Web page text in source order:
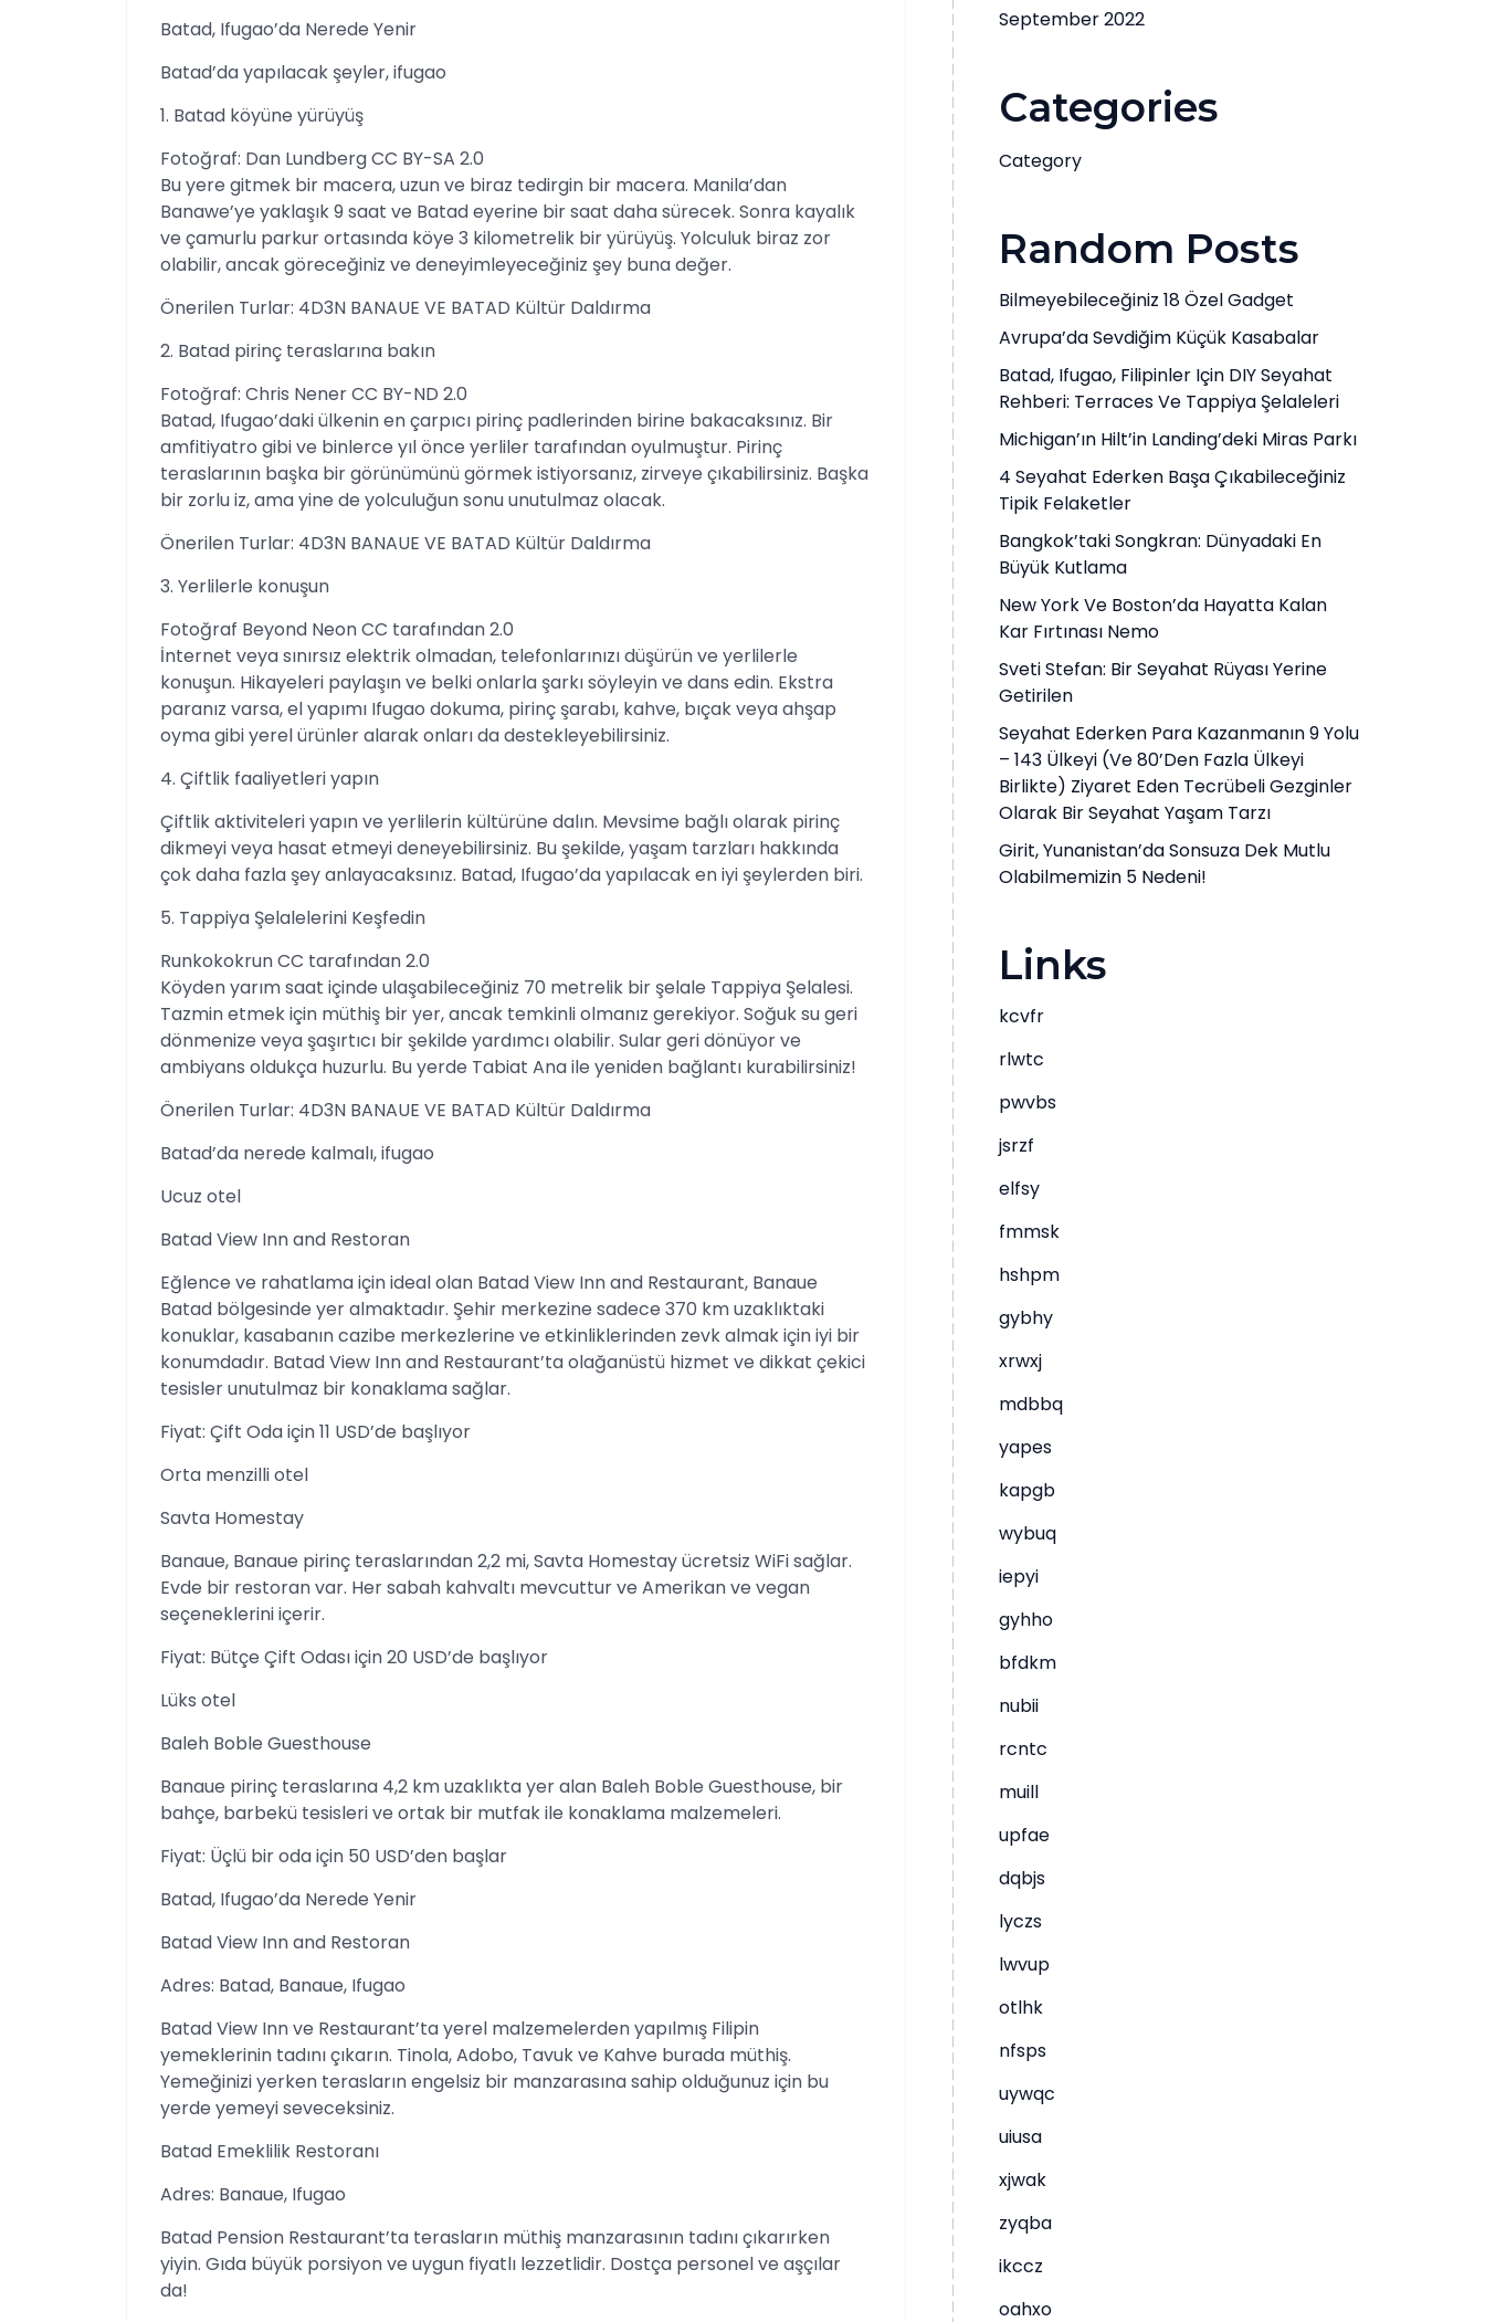
Batad, Ifugao’da Nerede Yenir
Batad’da yapılacak şeyler, ifugao
1. Batad köyüne yürüyüş
Fotoğraf: Dan Lundberg CC BY-SA 2.0
Bu yere gitmek bir macera, uzun ve biraz tedirgin bir macera. Manila’dan
Banawe’ye yaklaşık 9 saat ve Batad eyerine bir saat daha sürecek. Sonra kayalık
ve çamurlu parkur ortasında köye 3 kilometrelik bir yürüyüş. Yolculuk biraz zor
olabilir, ancak göreceğiniz ve deneyimleyeceğiniz şey buna değer.
Önerilen Turlar: 4D3N BANAUE VE BATAD Kültür Daldırma
2. Batad pirinç teraslarına bakın
Fotoğraf: Chris Nener CC BY-ND 2.0
Batad, Ifugao’daki ülkenin en çarpıcı pirinç padlerinden birine bakacaksınız. Bir
amfitiyatro gibi ve binlerce yıl önce yerliler tarafından oyulmuştur. Pirinç
teraslarının başka bir görünümünü görmek istiyorsanız, zirveye çıkabilirsiniz. Başka
bir zorlu iz, ama yine de yolculuğun sonu unutulmaz olacak.
Önerilen Turlar: 4D3N BANAUE VE BATAD Kültür Daldırma
3. Yerlilerle konuşun
Fotoğraf Beyond Neon CC tarafından 2.0
İnternet veya sınırsız elektrik olmadan, telefonlarınızı düşürün ve yerlilerle
konuşun. Hikayeleri paylaşın ve belki onlarla şarkı söyleyin ve dans edin. Ekstra
paranız varsa, el yapımı Ifugao dokuma, pirinç şarabı, kahve, bıçak veya ahşap
oyma gibi yerel ürünler alarak onları da destekleyebilirsiniz.
4. Çiftlik faaliyetleri yapın
Çiftlik aktiviteleri yapın ve yerlilerin kültürüne dalın. Mevsime bağlı olarak pirinç
dikmeyi veya hasat etmeyi deneyebilirsiniz. Bu şekilde, yaşam tarzları hakkında
çok daha fazla şey anlayacaksınız. Batad, Ifugao’da yapılacak en iyi şeylerden biri.
5. Tappiya Şelalelerini Keşfedin
Runkokokrun CC tarafından 2.0
Köyden yarım saat içinde ulaşabileceğiniz 70 metrelik bir şelale Tappiya Şelalesi.
Tazmin etmek için müthiş bir yer, ancak temkinli olmanız gerekiyor. Soğuk su geri
dönmenize veya şaşırtıcı bir şekilde yardımcı olabilir. Sular geri dönüyor ve
ambiyans oldukça huzurlu. Bu yerde Tabiat Ana ile yeniden bağlantı kurabilirsiniz!
Önerilen Turlar: 4D3N BANAUE VE BATAD Kültür Daldırma
Batad’da nerede kalmalı, ifugao
Ucuz otel
Batad View Inn and Restoran
Eğlence ve rahatlama için ideal olan Batad View Inn and Restaurant, Banaue
Batad bölgesinde yer almaktadır. Şehir merkezine sadece 370 km uzaklıktaki
konuklar, kasabanın cazibe merkezlerine ve etkinliklerinden zevk almak için iyi bir
konumdadır. Batad View Inn and Restaurant’ta olağanüstü hizmet ve dikkat çekici
tesisler unutulmaz bir konaklama sağlar.
Fiyat: Çift Oda için 11 USD’de başlıyor
Orta menzilli otel
Savta Homestay
Banaue, Banaue pirinç teraslarından 2,2 mi, Savta Homestay ücretsiz WiFi sağlar.
Evde bir restoran var. Her sabah kahvaltı mevcuttur ve Amerikan ve vegan
seçeneklerini içerir.
Fiyat: Bütçe Çift Odası için 20 USD’de başlıyor
Lüks otel
Baleh Boble Guesthouse
Banaue pirinç teraslarına 4,2 km uzaklıkta yer alan Baleh Boble Guesthouse, bir
bahçe, barbekü tesisleri ve ortak bir mutfak ile konaklama malzemeleri.
Fiyat: Üçlü bir oda için 50 USD’den başlar
Batad, Ifugao’da Nerede Yenir
Batad View Inn and Restoran
Adres: Batad, Banaue, Ifugao
Batad View Inn ve Restaurant’ta yerel malzemelerden yapılmış Filipin
yemeklerinin tadını çıkarın. Tinola, Adobo, Tavuk ve Kahve burada müthiş.
Yemeğinizi yerken terasların engelsiz bir manzarasına sahip olduğunuz için bu
yerde yemeyi seveceksiniz.
Batad Emeklilik Restoranı
Adres: Banaue, Ifugao
Batad Pension Restaurant’ta terasların müthiş manzarasının tadını çıkarırken
yiyin. Gıda büyük porsiyon ve uygun fiyatlı lezzetlidir. Dostça personel ve aşçılar
da!
September 2022
Categories
Category
Random Posts
Bilmeyebileceğiniz 18 Özel Gadget
Avrupa’da Sevdiğim Küçük Kasabalar
Batad, Ifugao, Filipinler Için DIY Seyahat
Rehberi: Terraces Ve Tappiya Şelaleleri
Michigan’ın Hilt’in Landing’deki Miras Parkı
4 Seyahat Ederken Başa Çıkabileceğiniz
Tipik Felaketler
Bangkok’taki Songkran: Dünyadaki En
Büyük Kutlama
New York Ve Boston’da Hayatta Kalan
Kar Fırtınası Nemo
Sveti Stefan: Bir Seyahat Rüyası Yerine
Getirilen
Seyahat Ederken Para Kazanmanın 9 Yolu
– 143 Ülkeyi (ve 80’den Fazla Ülkeyi
Birlikte) Ziyaret Eden Tecrübeli Gezginler
Olarak Bir Seyahat Yaşam Tarzı
Girit, Yunanistan’da Sonsuza Dek Mutlu
Olabilmemizin 5 Nedeni!
Links
kcvfr
rlwtc
pwvbs
jsrzf
elfsy
fmmsk
hshpm
gybhy
xrwxj
mdbbq
yapes
kapgb
wybuq
iepyi
gyhho
bfdkm
nubii
rcntc
muill
upfae
dqbjs
lyczs
lwvup
otlhk
nfsps
uywqc
uiusa
xjwak
zyqba
ikccz
oahxo